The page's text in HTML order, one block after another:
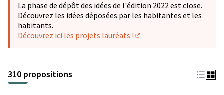
La phase de dépôt des idées de l'édition 2022 est close.
Découvrez les idées déposées par les habitantes et les
habitants.
Découvrez ici les projets lauréats !
310 propositions